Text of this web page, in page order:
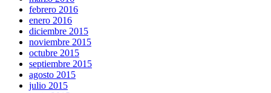
febrero 2016
enero 2016
diciembre 2015
noviembre 2015
octubre 2015
septiembre 2015
agosto 2015
julio 2015